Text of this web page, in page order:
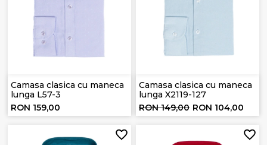
Camasa clasica cu maneca
lunga L57-3
RON 159,00
Camasa clasica cu maneca
lunga X2119-127
RON 149,00 RON 104,00